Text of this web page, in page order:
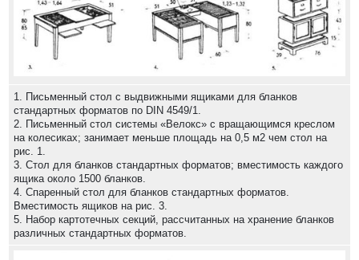
1. Письменный стол с выдвижными ящиками для бланков
стандартных форматов по DIN 4549/1.
2. Письменный стол системы «Велокс» с вращающимся креслом
на колесиках; занимает меньше площадь на 0,5 м2 чем стол на
рис. 1.
3. Стол для бланков стандартных форматов; вместимость каждого
ящика около 1500 бланков.
4. Спаренный стол для бланков стандартных форматов.
Вместимость ящиков на рис. 3.
5. Набор картотечных секций, рассчитанных на хранение бланков
различных стандартных форматов.